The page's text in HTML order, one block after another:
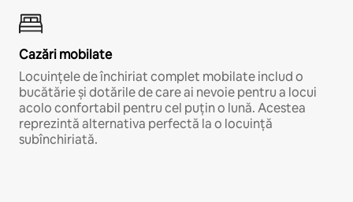
Cazări mobilate
Locuințele de închiriat complet mobilate includ o
bucătărie și dotările de care ai nevoie pentru a locui
acolo confortabil pentru cel puțin o lună. Acestea
reprezintă alternativa perfectă la o locuință
subînchiriată.